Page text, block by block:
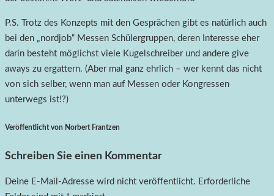
P.S. Trotz des Konzepts mit den Gesprächen gibt es natürlich auch
bei den „nordjob“ Messen Schülergruppen, deren Interesse eher
darin besteht möglichst viele Kugelschreiber und andere give
aways zu ergattern. (Aber mal ganz ehrlich – wer kennt das nicht
von sich selber, wenn man auf Messen oder Kongressen
unterwegs ist!?)
Veröffentlicht von Norbert Frantzen
Schreiben Sie einen Kommentar
Deine E-Mail-Adresse wird nicht veröffentlicht. Erforderliche